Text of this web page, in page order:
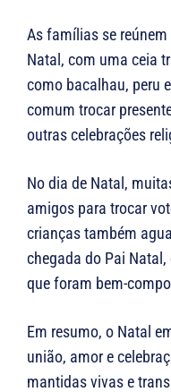
As famílias se
Natal, com uma ceia
como bacalhau, peru
comum trocar
outras celebrações
No dia de Natal,
amigos para trocar
crianças também
chegada do Pai
que foram bem-
Em resumo, o Natal
união, amor e
mantidas vivas e